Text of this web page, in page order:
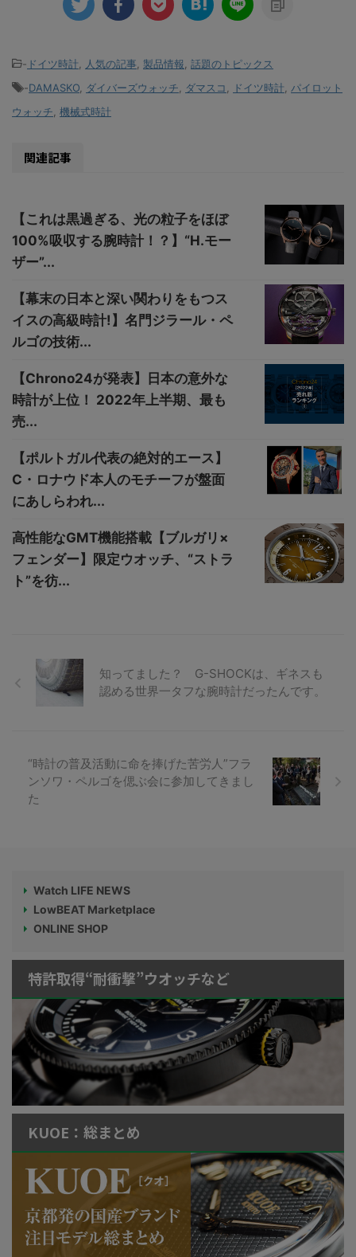
- ドイツ時計 人気の記事 製品情報 話題のトピックス
-DAMASKO ダイバーズウォッチ ダマスコ ドイツ時計
パイロット
ウォッチ 機械式時計
関連記事
【これは黒過ぎる、光の粒子をほぼ
100%吸収する腕時計！？】“H.モー
ザー”...
【幕末の日本と深い関わりをもつス
イスの高級時計!】名門ジラール・ペ
ルゴの技術...
【Chrono24が発表】日本の意外な
時計が上位！ 2022年上半期、最も
売...
【ポルトガル代表の絶対的エース】
C・ロナウド本人のモチーフが盤面
にあしらわれ...
高性能なGMT機能搭載【ブルガリ×
フェンダー】限定ウオッチ、“ストラ
ト”を彷...
知ってました？ G-SHOCKは、ギネスも
認める世界一タフな腕時計だったんです。
“時計の普及活動に命を捧げた苦労人”フラ
ンソワ・ペルゴを偲ぶ会に参加してきまし
た
Watch LIFE NEWS
LowBEAT Marketplace
ONLINE SHOP
特許取得“耐衝撃”ウオッチなど
KUOE：総まとめ